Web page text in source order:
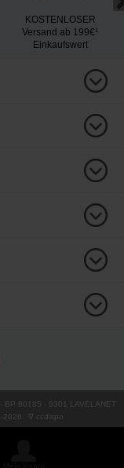
KOSTENLOSER
Versand ab 199€¹
Einkaufswert
BP 90185 - 9301 LAVELANET
2026 ∇ ccdispo